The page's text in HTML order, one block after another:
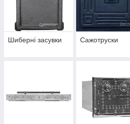
Шиберні засувки Сажотруски